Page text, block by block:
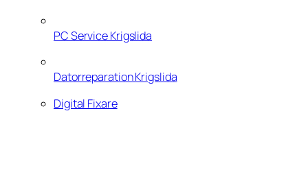
PC Service Krigslida
Datorreparation Krigslida
Digital Fixare